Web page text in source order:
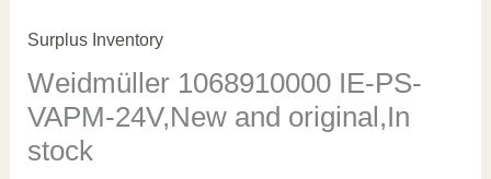
Surplus Inventory
Weidmüller 1068910000 IE-PS-
VAPM-24V,New and original,In
stock